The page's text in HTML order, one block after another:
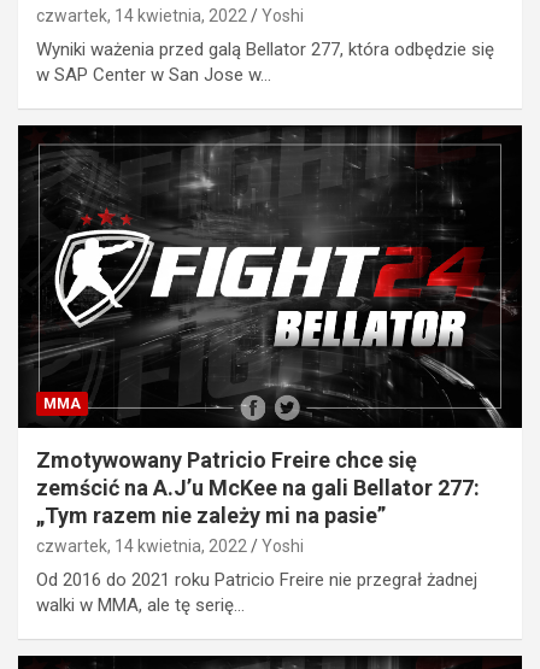
czwartek, 14 kwietnia, 2022 Yoshi
Wyniki ważenia przed galą Bellator 277, która odbędzie się
w SAP Center w San Jose w…
MMA
Zmotywowany Patricio Freire chce się
zemścić na A.J’u McKee na gali Bellator 277:
„Tym razem nie zależy mi na pasie”
czwartek, 14 kwietnia, 2022 Yoshi
Od 2016 do 2021 roku Patricio Freire nie przegrał żadnej
walki w MMA, ale tę serię…